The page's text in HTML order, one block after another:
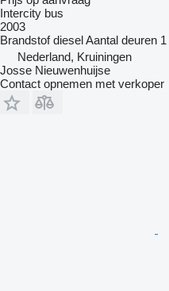
Intercity bus
2003
Brandstof dieselAantal deuren 1
Nederland, Kruiningen
Josse Nieuwenhuijse
Contact opnemen met verkoper